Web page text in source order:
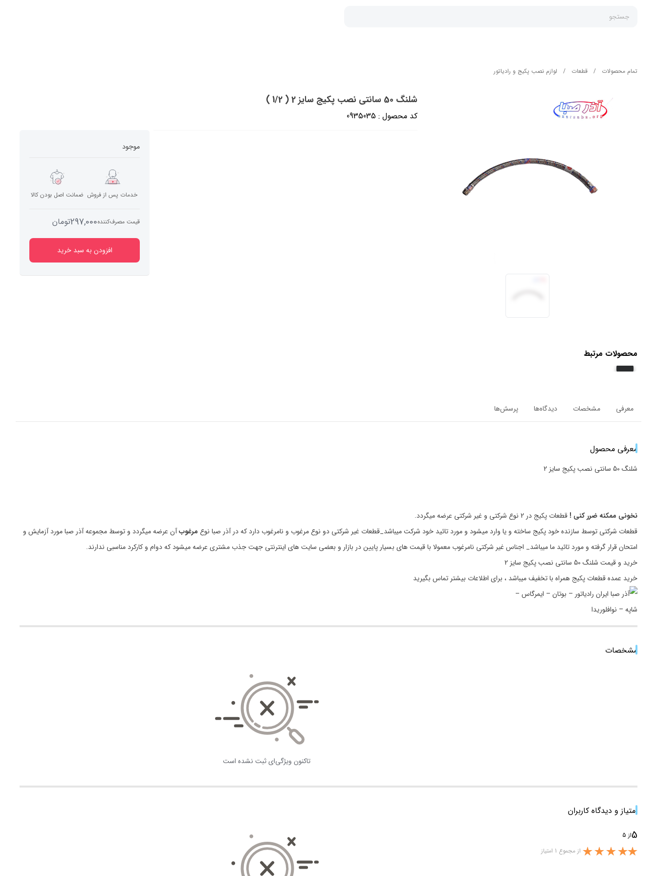
جستجو
تمام محصولات / قطعات / لوازم نصب پکیج و رادیاتور
شلنگ 50 سانتی نصب پکیج سایز 2 ( 1/2 )
کد محصول : 0935035
موجود
خدمات پس از فروش ضمانت اصل بودن کالا
قیمت مصرف‌کننده297,000تومان
افزودن به سبد خرید
محصولات مرتبط
معرفی مشخصات دیدگاه‌ها پرسش‌ها
معرفی محصول
شلنگ 50 سانتی نصب پکیج سایز 2
نخونی ممکنه ضرر کنی ! قطعات پکیج در 2 نوع شرکتی و غیر شرکتی عرضه میگردد.
قطعات شرکتی توسط سازنده خود پکیج ساخته و یا وارد میشود و مورد تائید خود شرکت میباشد_قطعات غیر شرکتی دو نوع مرغوب و نامرغوب دارد که در آذر صبا نوع مرغوبآن عرضه میگردد و توسط مجموعه آذر صبا مورد آزمایش و
امتحان قرار گرفته و مورد تائید ما میباشد_ اجناس غیر شرکتی نامرغوب معمولا با قیمت های بسیار پایین در بازار و بعضی سایت های اینترنتی جهت جذب مشتری عرضه میشود که دوام و کارکرد مناسبی ندارند.
خرید و قیمت شلنگ 50 سانتی نصب پکیج سایز 2
خرید عمده قطعات پکیج همراه با تخفیف میباشد ، برای اطلاعات بیشتر تماس بگیرید
مشخصات
تاکنون ویژگی‌ای ثبت نشده است
امتیاز و دیدگاه کاربران
5از 5
از مجموع 1 امتیاز